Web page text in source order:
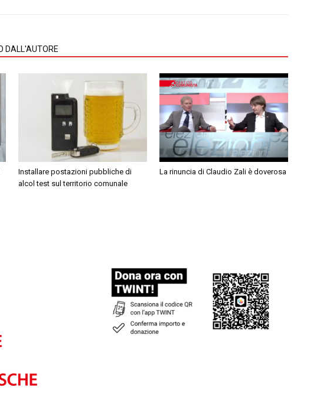
DALL'AUTORE
Installare postazioni pubbliche di
alcol test sul territorio comunale
La rinuncia di Claudio Zali è doverosa